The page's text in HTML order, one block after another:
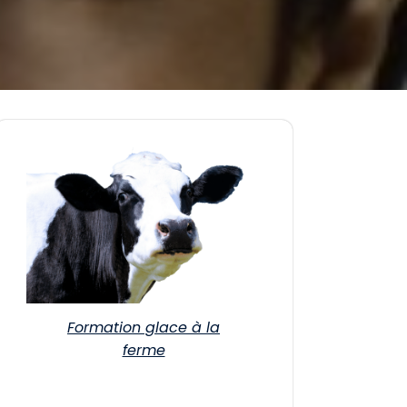
Formation glace à la
ferme